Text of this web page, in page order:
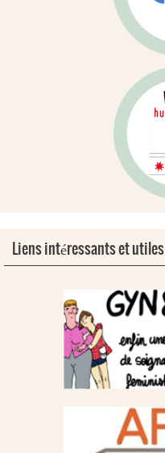
Liens intéressants et utiles